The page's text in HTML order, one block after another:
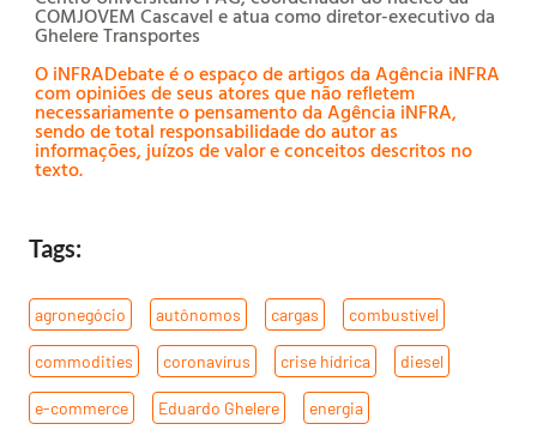
COMJOVEM Cascavel e atua como diretor-executivo da
Ghelere Transportes
O iNFRADebate é o espaço de artigos da Agência iNFRA
com opiniões de seus atores que não refletem
necessariamente o pensamento da Agência iNFRA,
sendo de total responsabilidade do autor as
informações, juízos de valor e conceitos descritos no
texto.
Tags:
agronegócio autônomos cargas combustível
commodities coronavírus crise hídrica diesel
e-commerce Eduardo Ghelere energia